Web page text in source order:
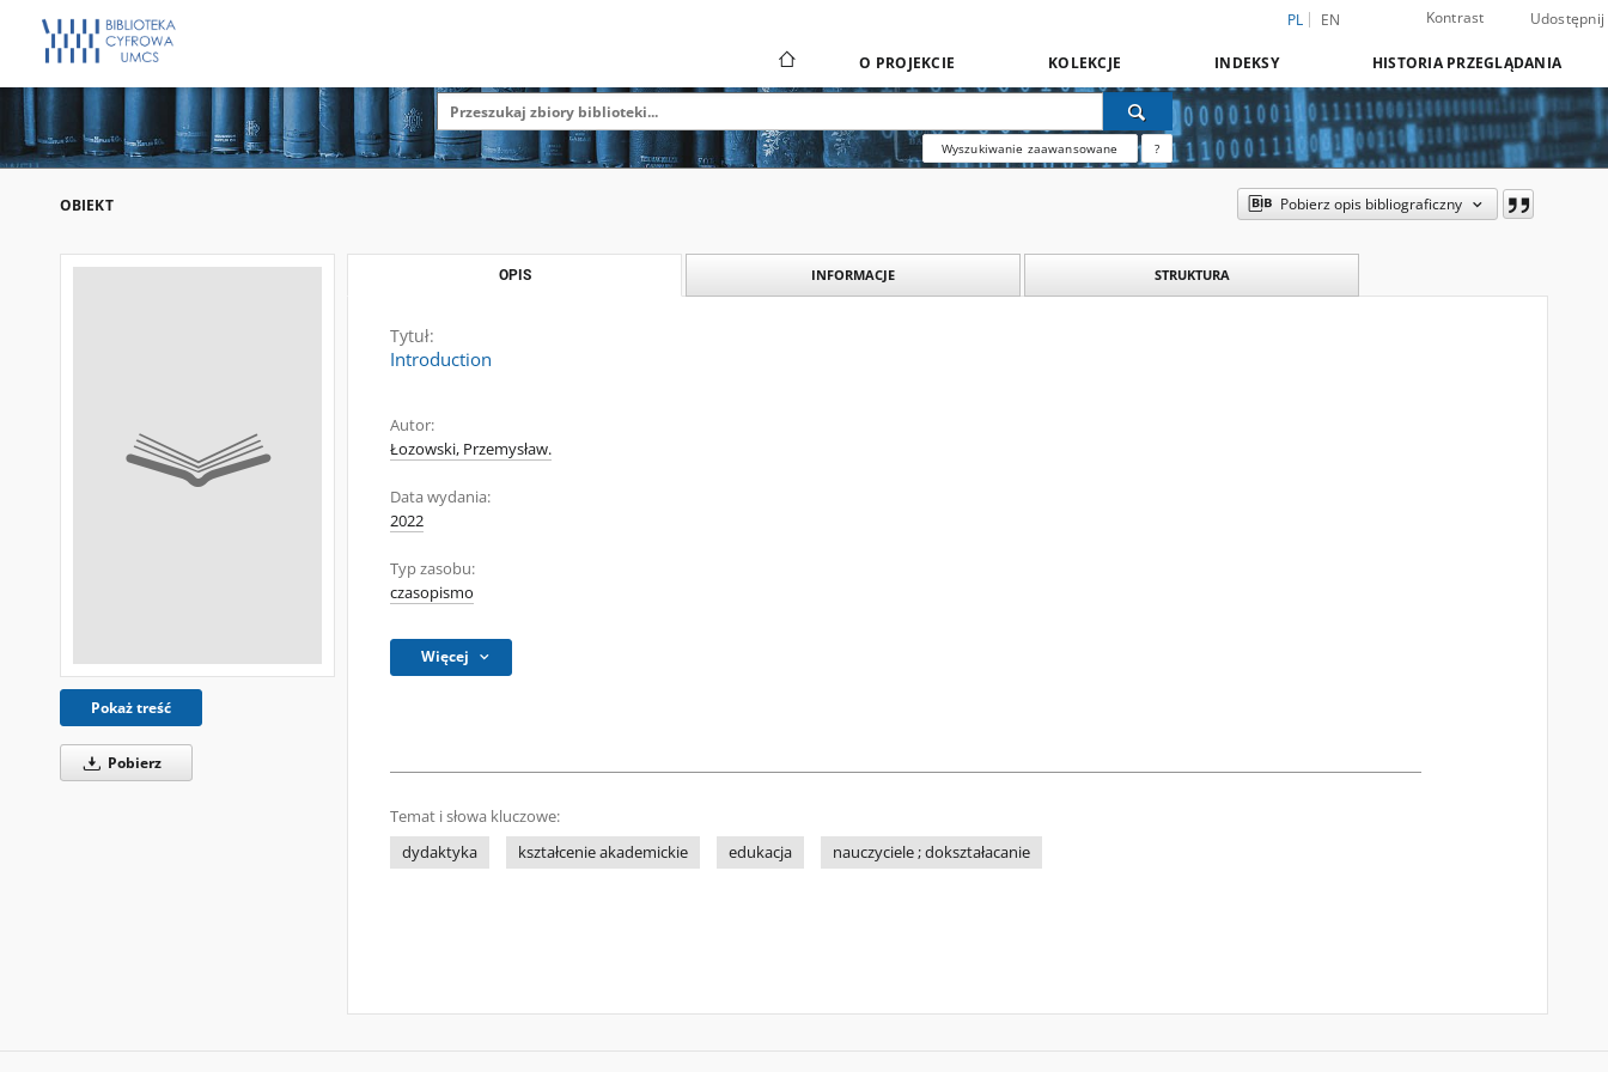
PL EN Kontrast Udostępnij
O PROJEKCIE KOLEKCJE INDEKSY HISTORIA PRZEGLĄDANIA
Wyszukiwanie zaawansowane ?
OBIEKT Pobierz opis bibliograficzny
Pokaż treść
Pobierz
OPIS INFORMACJE STRUKTURA
Tytuł:
Introduction
Autor:
Łozowski, Przemysław.
Data wydania:
2022
Typ zasobu:
czasopismo
Więcej
Temat i słowa kluczowe:
dydaktyka
kształcenie akademickie edukacja nauczyciele ; dokształacanie